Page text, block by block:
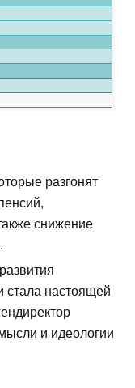
разгонят
снижение
стала настоящей
и идеологии